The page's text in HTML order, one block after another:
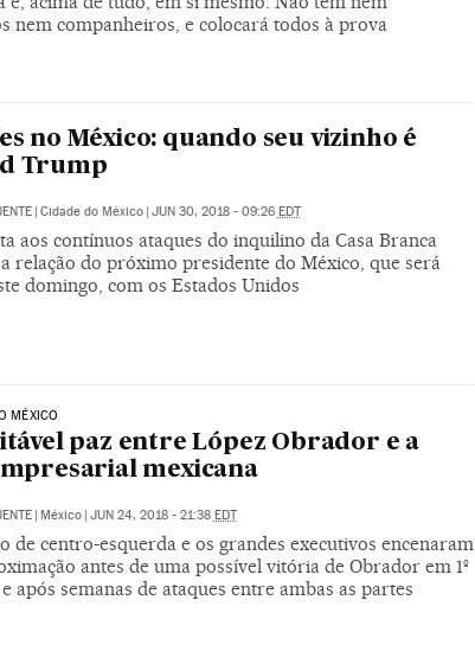
nem companheiros, e colocará todos à prova
no México: quando seu vizinho é
Trump
Cidade do México JUN 30, 2018 - 09:26 EDT
aos contínuos ataques do inquilino da Casa Branca
relação do próximo presidente do México, que será
domingo, com os Estados Unidos
MÉXICO
paz entre López Obrador e a
mexicana
| México | JUN 24, 2018 - 21:38 EDT
de centro-esquerda e os grandes executivos encenaram
antes de uma possível vitória de Obrador em 1º
após semanas de ataques entre ambas as partes